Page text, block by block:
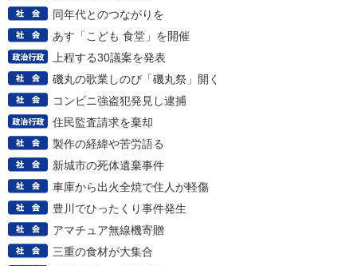
同年代とのつながりを
あす「こども 食堂」を開催
上程する30議案を発表
磯丸の歌業しのび「磯丸祭」開く
コンビニ強盗犯発見し逮捕
住民監査請求を棄却
製作の経緯や苦労語る
新城市の死体遺棄事件
車庫から出火全焼で住人が軽傷
豊川でひったくり事件発生
アマチュア無線機寄贈
三重の食材が大集合